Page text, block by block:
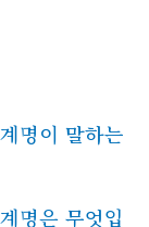
명이 말하는
명은 무엇입